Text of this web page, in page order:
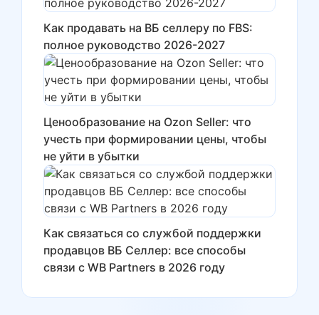
Как продавать на ВБ селлеру по FBS:
полное руководство 2026-2027
Ценообразование на Ozon Seller: что
учесть при формировании цены, чтобы
не уйти в убытки
Как связаться со службой поддержки
продавцов ВБ Селлер: все способы
связи с WB Partners в 2026 году